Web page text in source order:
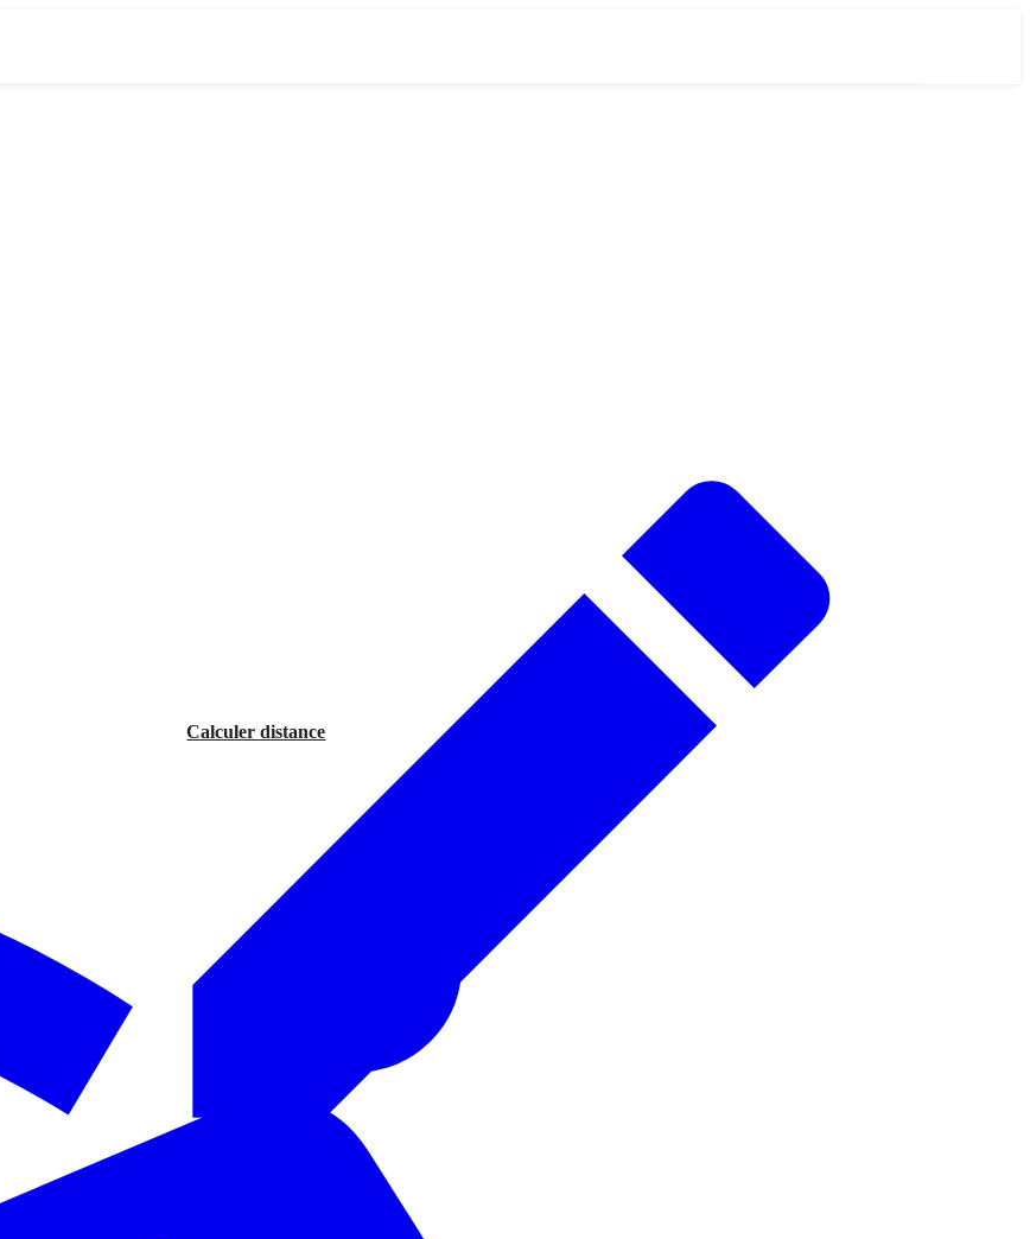
Calculer distance